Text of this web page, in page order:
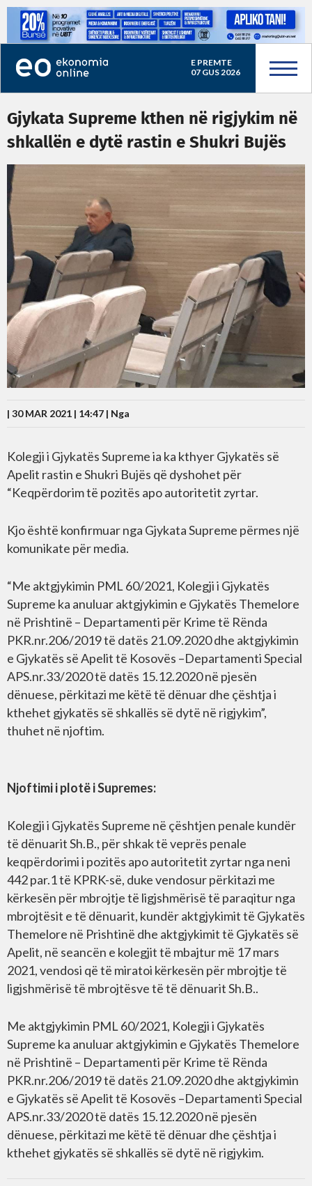
E PREMTE
07 GUS 2026
Gjykata Supreme kthen në rigjykim në
shkallën e dytë rastin e Shukri Bujës
| 30 MAR 2021 | 14:47 | Nga
Kolegji i Gjykatës Supreme ia ka kthyer Gjykatës së
Apelit rastin e Shukri Bujës që dyshohet për
“Keqpërdorim të pozitës apo autoritetit zyrtar.
Kjo është konfirmuar nga Gjykata Supreme përmes një
komunikate për media.
“Me aktgjykimin PML 60/2021, Kolegji i Gjykatës
Supreme ka anuluar aktgjykimin e Gjykatës Themelore
në Prishtinë – Departamenti për Krime të Rënda
PKR.nr.206/2019 të datës 21.09.2020 dhe aktgjykimin
e Gjykatës së Apelit të Kosovës –Departamenti Special
APS.nr.33/2020 të datës 15.12.2020 në pjesën
dënuese, përkitazi me këtë të dënuar dhe çështja i
kthehet gjykatës së shkallës së dytë në rigjykim”,
thuhet në njoftim.
Njoftimi i plotë i Supremes:
Kolegji i Gjykatës Supreme në çështjen penale kundër
të dënuarit Sh.B., për shkak të veprës penale
keqpërdorimi i pozitës apo autoritetit zyrtar nga neni
442 par.1 të KPRK-së, duke vendosur përkitazi me
kërkesën për mbrojtje të ligjshmërisë të paraqitur nga
mbrojtësit e të dënuarit, kundër aktgjykimit të Gjykatës
Themelore në Prishtinë dhe aktgjykimit të Gjykatës së
Apelit, në seancën e kolegjit të mbajtur më 17 mars
2021, vendosi që të miratoi kërkesën për mbrojtje të
ligjshmërisë të mbrojtësve të të dënuarit Sh.B..
Me aktgjykimin PML 60/2021, Kolegji i Gjykatës
Supreme ka anuluar aktgjykimin e Gjykatës Themelore
në Prishtinë – Departamenti për Krime të Rënda
PKR.nr.206/2019 të datës 21.09.2020 dhe aktgjykimin
e Gjykatës së Apelit të Kosovës –Departamenti Special
APS.nr.33/2020 të datës 15.12.2020 në pjesën
dënuese, përkitazi me këtë të dënuar dhe çështja i
kthehet gjykatës së shkallës së dytë në rigjykim.